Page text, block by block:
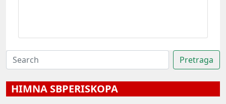
HIMNA SBPERISKOPA